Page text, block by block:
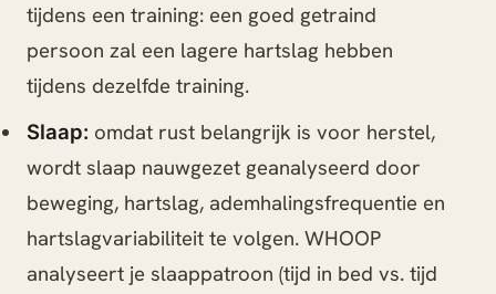
tijdens een training: een goed getraind
persoon zal een lagere hartslag hebben
tijdens dezelfde training.
Slaap: omdat rust belangrijk is voor herstel,
wordt slaap nauwgezet geanalyseerd door
beweging, hartslag, ademhalingsfrequentie en
hartslagvariabiliteit te volgen. WHOOP
analyseert je slaappatroon (tijd in bed vs. tijd